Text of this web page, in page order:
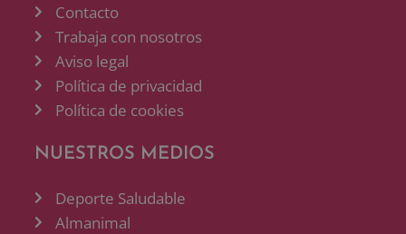
Contacto
Trabaja con nosotros
Aviso legal
Política de privacidad
Política de cookies
NUESTROS MEDIOS
Deporte Saludable
Almanimal